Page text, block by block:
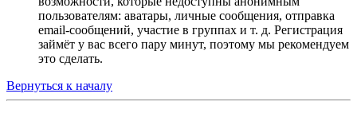
пользователям: аватары, личные сообщения, отправка
email-сообщений, участие в группах и т. д. Регистрация
займёт у вас всего пару минут, поэтому мы рекомендуем
это сделать.
Вернуться к началу